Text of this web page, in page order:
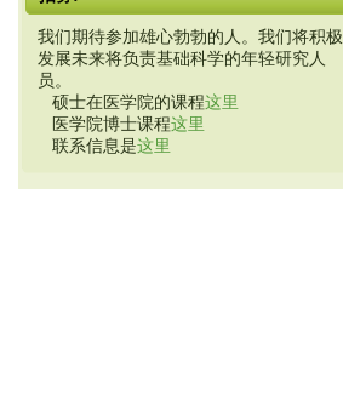
我们期待参加雄心勃勃的人。我们将积极
发展未来将负责基础科学的年轻研究人
员。
硕士在医学院的课程这里
医学院博士课程这里
联系信息是这里